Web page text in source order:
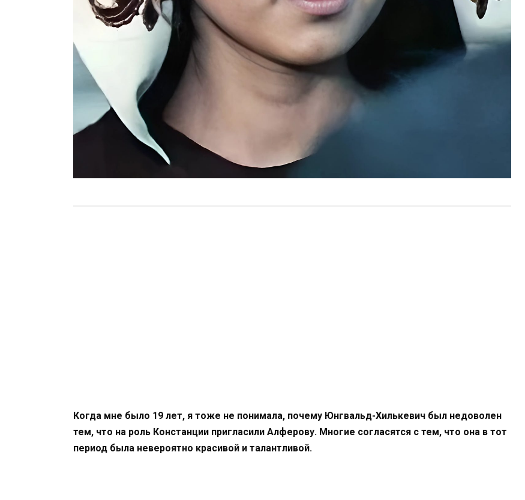
Когда мне было 19 лет, я тоже не понимала, почему Юнгвальд-Хилькевич был недоволен
тем, что на роль Констанции пригласили Алферову. Многие согласятся с тем, что она в тот
период была невероятно красивой и талантливой.